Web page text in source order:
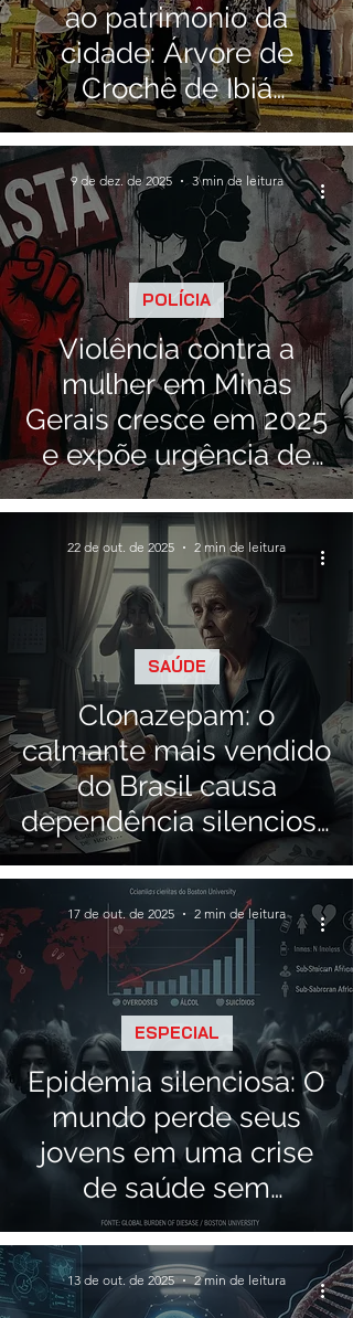
ao patrimônio da
cidade: Árvore de
Crochê de Ibiá
reacende a magia
natalina
Violência contra a
mulher em Minas
Gerais cresce em 2025
e expõe urgência de
políticas mais eficazes
POLÍCIA
9 de dez. de 2025 3 min de leitura
Clonazepam: o
calmante mais vendido
do Brasil causa
dependência silenciosa
entre idosos
SAÚDE
22 de out. de 2025 2 min de leitura
Epidemia silenciosa: O
mundo perde seus
jovens em uma crise
de saúde sem
precedentes
ESPECIAL
17 de out. de 2025 2 min de leitura
13 de out. de 2025 2 min de leitura